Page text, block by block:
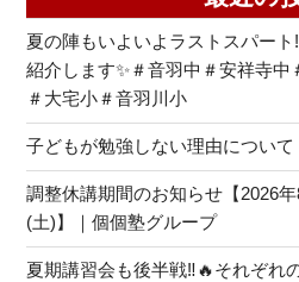
夏の陣もいよいよラストスパー
紹介します✨＃音羽中＃安祥寺
＃大宅小＃音羽川小
子どもが勉強しない理由につい
調整休講期間のお知らせ【2026
(土)】｜個個塾グループ
夏期講習会も後半戦‼🔥それぞれ